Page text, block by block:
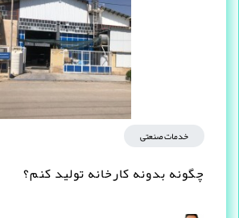
خدمات صنعتی
چگونه بدونه کارخانه تولید کنم؟